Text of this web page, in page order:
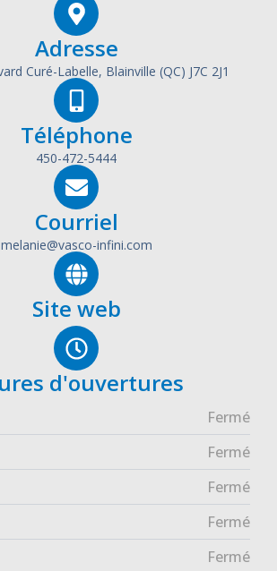
Adresse
Curé-Labelle, Blainville (QC) J7C 2J1
Téléphone
450-472-5444
Courriel
melanie@vasco-infini.com
Site web
d'ouvertures
Fermé
Fermé
Fermé
Fermé
Fermé